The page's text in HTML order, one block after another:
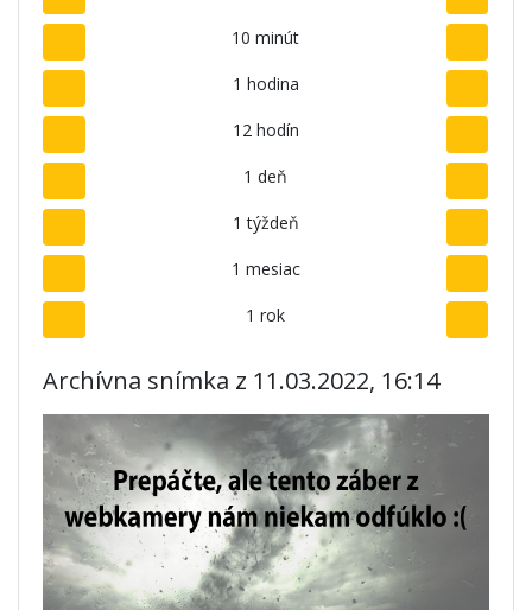
10 minút
1 hodina
12 hodín
1 deň
1 týždeň
1 mesiac
1 rok
Archívna snímka z 11.03.2022, 16:14